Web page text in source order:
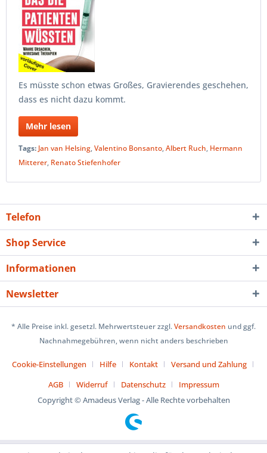
Es müsste schon etwas Großes, Gravierendes geschehen,
dass es nicht dazu kommt.
Mehr lesen
Tags: Jan van Helsing,Valentino Bonsanto,Albert Ruch, Hermann
Mitterer, Renato Stiefenhofer
Telefon
Shop Service
Informationen
Newsletter
* Alle Preise inkl. gesetzl. Mehrwertsteuer zzgl.Versandkosten und ggf.
Nachnahmegebühren, wenn nicht anders beschrieben
Cookie-Einstellungen Hilfe Kontakt
Versand und Zahlung
AGB
Widerruf Datenschutz
Impressum
Copyright © Amadeus Verlag - Alle Rechte vorbehalten